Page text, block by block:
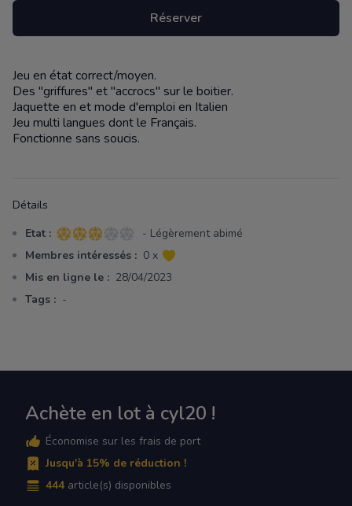
Réserver
Description
Jeu en état correct/moyen.
Des "griffures" et "accrocs" sur le boitier.
Jaquette en et mode d'emploi en Italien
Jeu multi langues dont le Français.
Fonctionne sans soucis.
Détails
Etat : 3 sur 5 étoiles
- Légèrement abimé
Membres intéressés : 0 x
Mis en ligne le : 28/04/2023
Tags : -
Achète en lot à cyl20 !
Économise sur les frais de port
Jusqu'à 15% de réduction !
444 article(s) disponibles